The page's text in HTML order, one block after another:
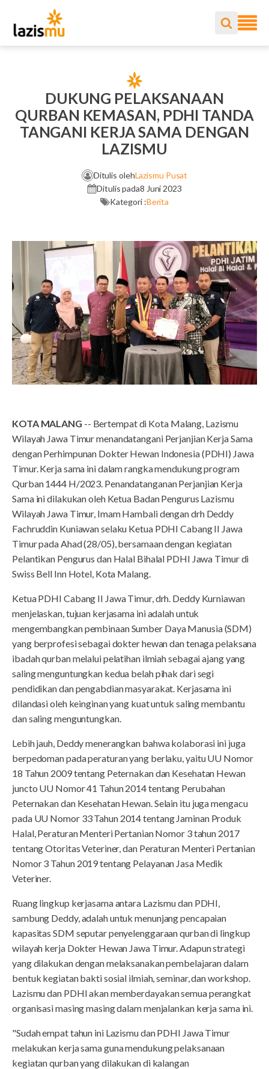
DUKUNG PELAKSANAAN
QURBAN KEMASAN, PDHI TANDA
TANGANI KERJA SAMA DENGAN
LAZISMU
Ditulis olehLazismu Pusat
Ditulis pada8 Juni 2023
Kategori :Berita
KOTA MALANG -- Bertempat di Kota Malang, Lazismu
Wilayah Jawa Timur menandatangani Perjanjian Kerja Sama
dengan Perhimpunan Dokter Hewan Indonesia (PDHI) Jawa
Timur. Kerja sama ini dalam rangka mendukung program
Qurban 1444 H/2023. Penandatanganan Perjanjian Kerja
Sama ini dilakukan oleh Ketua Badan Pengurus Lazismu
Wilayah Jawa Timur, Imam Hambali dengan drh Deddy
Fachruddin Kuniawan selaku Ketua PDHI Cabang II Jawa
Timur pada Ahad (28/05), bersamaan dengan kegiatan
Pelantikan Pengurus dan Halal Bihalal PDHI Jawa Timur di
Swiss Bell Inn Hotel, Kota Malang.
Ketua PDHI Cabang II Jawa Timur, drh. Deddy Kurniawan
menjelaskan, tujuan kerjasama ini adalah untuk
mengembangkan pembinaan Sumber Daya Manusia (SDM)
yang berprofesi sebagai dokter hewan dan tenaga pelaksana
ibadah qurban melalui pelatihan ilmiah sebagai ajang yang
saling menguntungkan kedua belah pihak dari segi
pendidikan dan pengabdian masyarakat. Kerjasama ini
dilandasi oleh keinginan yang kuat untuk saling membantu
dan saling menguntungkan.
Lebih jauh, Deddy menerangkan bahwa kolaborasi ini juga
berpedoman pada peraturan yang berlaku, yaitu UU Nomor
18 Tahun 2009 tentang Peternakan dan Kesehatan Hewan
juncto UU Nomor 41 Tahun 2014 tentang Perubahan
Peternakan dan Kesehatan Hewan. Selain itu juga mengacu
pada UU Nomor 33 Tahun 2014 tentang Jaminan Produk
Halal, Peraturan Menteri Pertanian Nomor 3 tahun 2017
tentang Otoritas Veteriner, dan Peraturan Menteri Pertanian
Nomor 3 Tahun 2019 tentang Pelayanan Jasa Medik
Veteriner.
Ruang lingkup kerjasama antara Lazismu dan PDHI,
sambung Deddy, adalah untuk menunjang pencapaian
kapasitas SDM seputar penyelenggaraan qurban di lingkup
wilayah kerja Dokter Hewan Jawa Timur. Adapun strategi
yang dilakukan dengan melaksanakan pembelajaran dalam
bentuk kegiatan bakti sosial ilmiah, seminar, dan workshop.
Lazismu dan PDHI akan memberdayakan semua perangkat
organisasi masing masing dalam menjalankan kerja sama ini.
"Sudah empat tahun ini Lazismu dan PDHI Jawa Timur
melakukan kerja sama guna mendukung pelaksanaan
kegiatan qurban yang dilakukan di kalangan